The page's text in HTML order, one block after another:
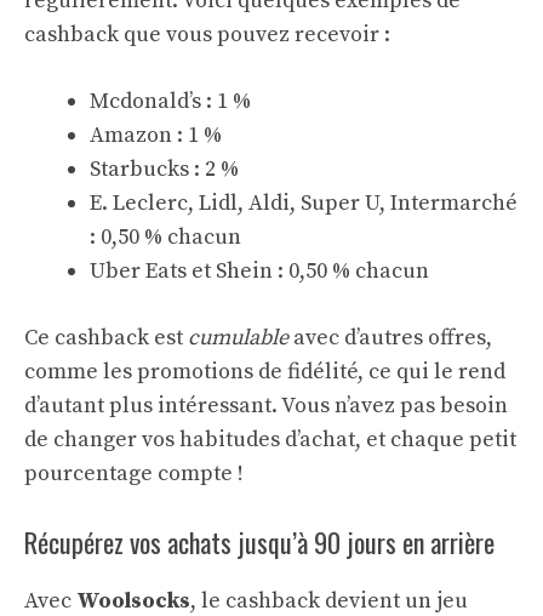
cashback que vous pouvez recevoir :
Mcdonald’s : 1 %
Amazon : 1 %
Starbucks : 2 %
E. Leclerc, Lidl, Aldi, Super U, Intermarché
: 0,50 % chacun
Uber Eats et Shein : 0,50 % chacun
Ce cashback est cumulableavec d’autres offres,
comme les promotions de fidélité, ce qui le rend
d’autant plus intéressant. Vous n’avez pas besoin
de changer vos habitudes d’achat, et chaque petit
pourcentage compte !
Récupérez vos achats jusqu’à 90 jours en arrière
Avec Woolsocks, le cashback devient un jeu